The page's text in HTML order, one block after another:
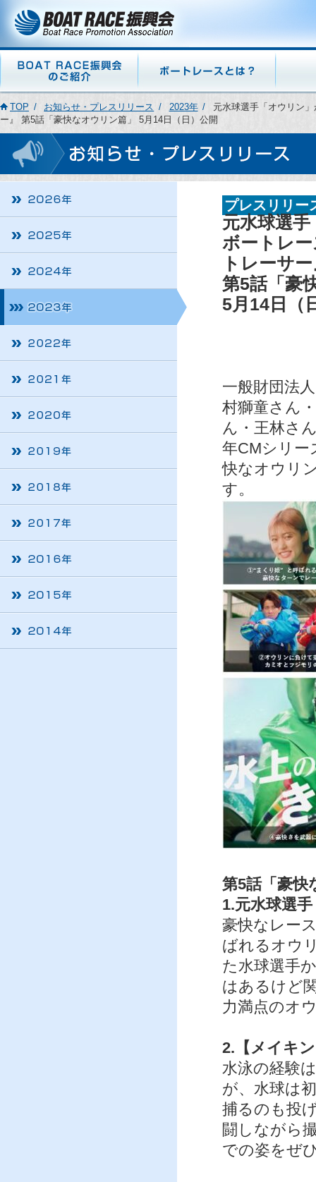
TOP お知らせ・プレスリリース 2023年
元水球選手「オウリン
ー』 第5話「豪快なオウリン篇」 5月14日（日）公開
プレスリリー
元水球選
ボートレ
トレーサ
第5話「豪
5月14日（
一般財団法
村獅童さん
ん・王林さ
年CMシリー
快なオウリ
す。
第5話「豪快
1.元水球選
豪快なレー
ばれるオウ
た水球選手
はあるけど
力満点のオ
2.【メイキ
水泳の経験
が、水球は
捕るのも投
闘しながら
での姿をぜ